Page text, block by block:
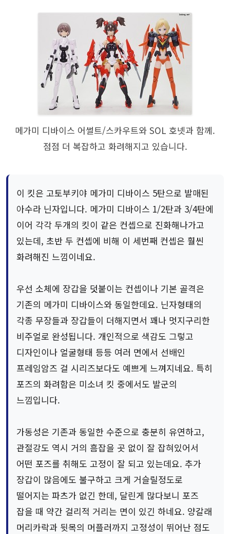
메가미 디바이스 어썰트/스카우트와 SOL 호넷과 함께.
점점 더 복잡하고 화려해지고 있습니다.
이 킷은 고토부키야 메가미 디바이스 5탄으로 발매된
아수라 닌자입니다. 메가미 디바이스 1/2탄과 3/4탄에
이어 각각 두개의 킷이 같은 컨셉으로 진화해나가고
있는데, 초반 두 컨셉에 비해 이 세번째 컨셉은 훨씬
화려해진 느낌이네요.
우선 소체에 장갑을 덧붙이는 컨셉이나 기본 골격은
기존의 메가미 디바이스와 동일한데요. 닌자형태의
각종 무장들과 장갑들이 더해지면서 꽤나 멋지구리한
비주얼로 완성됩니다. 개인적으로 색감도 그렇고
디자인이나 얼굴형태 등등 여러 면에서 선배인
프레임암즈 걸 시리즈보다도 예쁘게 느껴지네요. 특히
포즈의 화려함은 미소녀 킷 중에서도 발군의
느낌입니다.
가동성은 기존과 동일한 수준으로 충분히 유연하고,
관절강도 역시 거의 흠잡을 곳 없이 잘 잡혀있어서
어떤 포즈를 취해도 고정이 잘 되고 있는데요. 추가
장갑이 많음에도 불구하고 크게 거슬릴정도로
떨어지는 파츠가 없긴 한데, 달린게 많다보니 포즈
잡을 때 약간 걸리적 거리는 면이 있긴 하네요. 양갈래
머리카락과 뒷목의 머플러까지 고정성이 뛰어난 점도